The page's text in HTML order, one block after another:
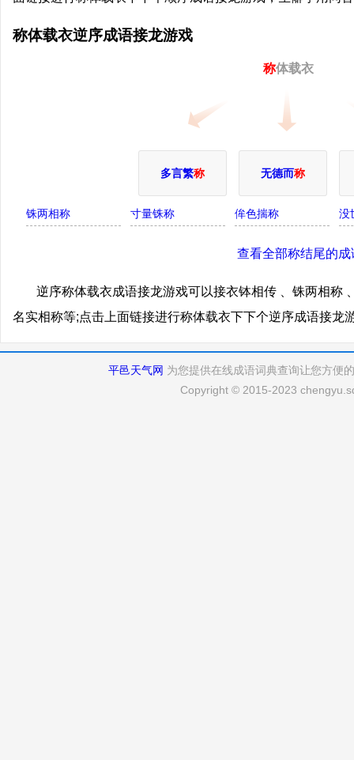
称体载衣逆序成语接龙游戏
称体载衣
多言繁称 无德而称
铢两相称 寸量铢称 侔色揣称 没
查看全部称结尾的成
逆序称体载衣成语接龙游戏可以接衣钵相传 、铢两相称
名实相称等;点击上面链接进行称体载衣下下个逆序成语接龙
平邑天气网 为您提供在线成语词典查询让您方便
Copyright © 2015-2023